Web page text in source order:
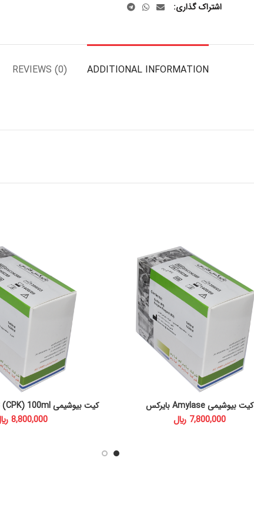
اشتراک گذاری
ADDITIONAL INFORMATION
REVIEWS (0)
ADD TO CARTکیت بیوشیمی Amylase بایرکس
﷼
TO CART کیت بیوشیمی CK-NAC (CPK) 100ml بایرکس